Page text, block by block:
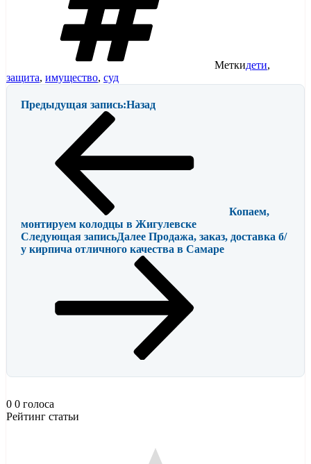
Меткидети,
защита, имущество, суд
Предыдущая запись:Назад
Копаем,
монтируем колодцы в Жигулевске
Следующая записьДалее Продажа, заказ, доставка б/
у кирпича отличного качества в Самаре
0 0 голоса
Рейтинг статьи